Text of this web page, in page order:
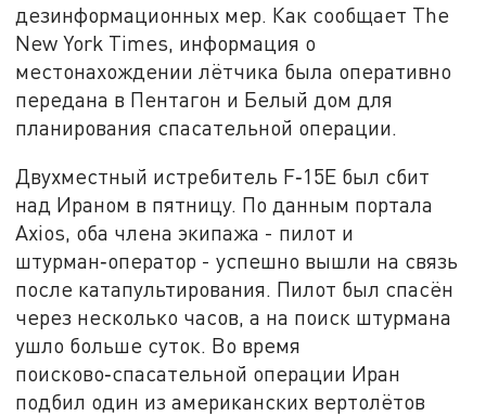
дезинформационных мер. Как сообщает The
New York Times, информация о
местонахождении лётчика была оперативно
передана в Пентагон и Белый дом для
планирования спасательной операции.
Двухместный истребитель F‑15E был сбит
над Ираном в пятницу. По данным портала
Axios, оба члена экипажа - пилот и
штурман‑оператор - успешно вышли на связь
после катапультирования. Пилот был спасён
через несколько часов, а на поиск штурмана
ушло больше суток. Во время
поисково‑спасательной операции Иран
подбил один из американских вертолётов